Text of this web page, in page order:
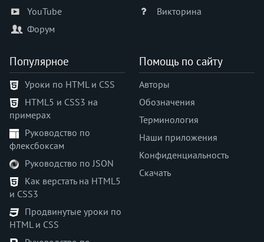
aspect-ratio
backdrop-filter
background
background-attachment
background-blend-mode
background-clip
background-color
background-image
background-origin
background-position
background-position-x
background-position-y
background-repeat
background-size
YouTube
Форум
Викторина
Популярное
Уроки по HTML и CSS
HTML5 и CSS3 на
примерах
Руководство по
флексбоксам
Руководство по JSON
Как верстать на HTML5
и CSS3
Продвинутые уроки по
HTML и CSS
Помощь по сайту
Авторы
Обозначения
Терминология
Наши приложения
Конфиденциальность
Скачать